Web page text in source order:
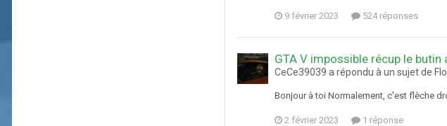
9 février 2023 524 réponses
GTA V impossible récup le butin
CeCe39039 a répondu à un sujet de
Bonjour à toi Normalement, c'est flèche
2 février 2023 1 réponse